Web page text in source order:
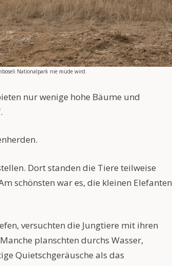
Nationalpark nie müde wird.
nur wenige hohe Bäume und
Dort standen die Tiere teilweise
schönsten war es, die kleinen Elefanten
versuchten die Jungtiere mit ihren
planschten durchs Wasser,
Quietschgeräusche als das